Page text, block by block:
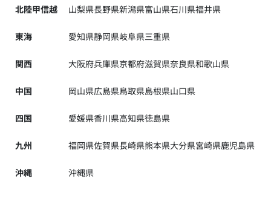
北陸甲信越 山梨県長野県新潟県富山県石川県福井県
東海 愛知県静岡県岐阜県三重県
関西 大阪府兵庫県京都府滋賀県奈良県和歌山県
中国 岡山県広島県鳥取県島根県山口県
四国 愛媛県香川県高知県徳島県
九州 福岡県佐賀県長崎県熊本県大分県宮崎県鹿児島県
沖縄 沖縄県